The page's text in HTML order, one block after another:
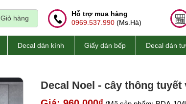
Giỏ hàng
Hỗ trợ mua hàng
0969.537.990 (Ms.Hà)
Decal dán kính Giấy dán bếp Decal dán
Decal Noel - cây thông tuyết